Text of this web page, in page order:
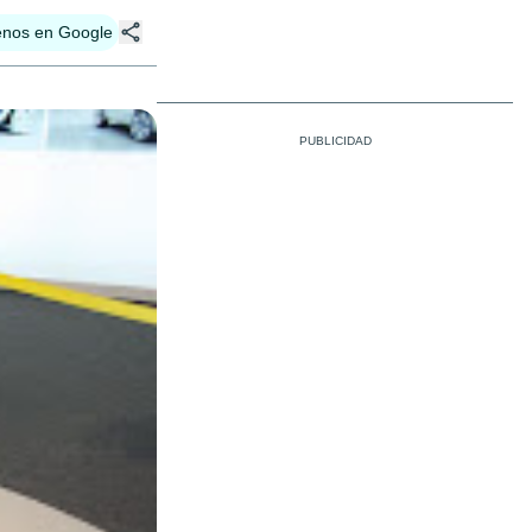
en Google